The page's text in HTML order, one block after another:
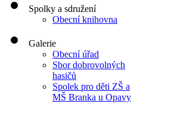
Spolky a sdružení
Obecní knihovna
Galerie
Obecní úřad
Sbor dobrovolných
hasičů
Spolek pro děti ZŠ a
MŠ Branka u Opavy